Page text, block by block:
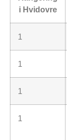
i Hvidovre
1
1
1
1